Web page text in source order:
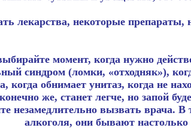
лекарства, некоторые препараты,
момент, когда нужно
синдром (ломки, «отходняк»),
когда обнимает унитаз, когда не
же, станет легче, но запой
незамедлительно вызвать врача.
алкоголя, они бывают